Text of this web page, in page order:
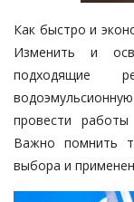
Как быстро и
Изменить и
подходящие
провести
Важно помнить
выбора и